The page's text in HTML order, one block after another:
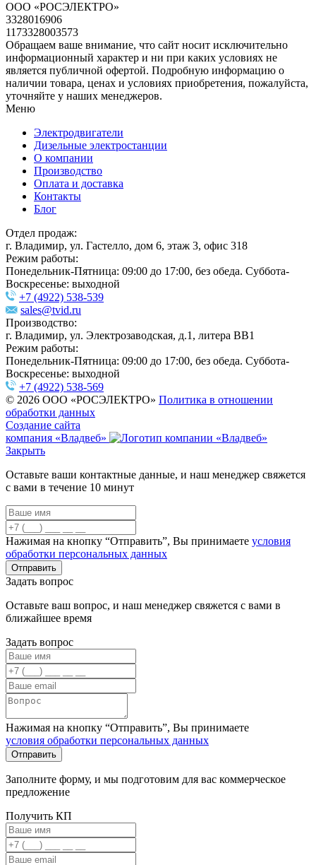
ООО «РОСЭЛЕКТРО»
3328016906
1173328003573
Обращаем ваше внимание, что сайт носит исключительно
информационный характер и ни при каких условиях не
является публичной офертой. Подробную информацию о
наличии товара, ценах и условиях приобретения, пожалуйста,
уточняйте у наших менеджеров.
Меню
Электродвигатели
Дизельные электростанции
О компании
Производство
Оплата и доставка
Контакты
Блог
Отдел продаж:
г. Владимир, ул. Гастелло, дом 6, этаж 3, офис 318
Режим работы:
Понедельник-Пятница: 09:00 до 17:00, без обеда. Суббота-
Воскресенье: выходной
+7 (4922) 538-539
sales@tvid.ru
Производство:
г. Владимир, ул. Электрозаводская, д.1, литера ВВ1
Режим работы:
Понедельник-Пятница: 09:00 до 17:00, без обеда. Суббота-
Воскресенье: выходной
+7 (4922) 538-569
© 2026 ООО «РОСЭЛЕКТРО» Политика в отношении
обработки данных
Создание сайта
компания «Владвеб»
Закрыть
Оставьте ваши контактные данные, и наш менеджер свяжется
с вами в течение 10 минут
Нажимая на кнопку “Отправить”, Вы принимаете условия
обработки персональных данных
Задать вопрос
Оставьте ваш вопрос, и наш менеджер свяжется с вами в
ближайшее время
Задать вопрос
Нажимая на кнопку “Отправить”, Вы принимаете
условия обработки персональных данных
Заполните форму, и мы подготовим для вас коммерческое
предложение
Получить КП